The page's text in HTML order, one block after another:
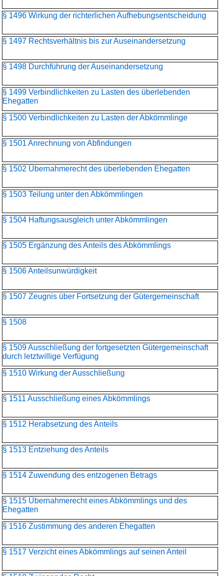
§ 1496 Wirkung der richterlichen Aufhebungsentscheidung
§ 1497 Rechtsverhältnis bis zur Auseinandersetzung
§ 1498 Durchführung der Auseinandersetzung
§ 1499 Verbindlichkeiten zu Lasten des überlebenden
Ehegatten
§ 1500 Verbindlichkeiten zu Lasten der Abkömmlinge
§ 1501 Anrechnung von Abfindungen
§ 1502 Übernahmerecht des überlebenden Ehegatten
§ 1503 Teilung unter den Abkömmlingen
§ 1504 Haftungsausgleich unter Abkömmlingen
§ 1505 Ergänzung des Anteils des Abkömmlings
§ 1506 Anteilsunwürdigkeit
§ 1507 Zeugnis über Fortsetzung der Gütergemeinschaft
§ 1508
§ 1509 Ausschließung der fortgesetzten Gütergemeinschaft
durch letztwillige Verfügung
§ 1510 Wirkung der Ausschließung
§ 1511 Ausschließung eines Abkömmlings
§ 1512 Herabsetzung des Anteils
§ 1513 Entziehung des Anteils
§ 1514 Zuwendung des entzogenen Betrags
§ 1515 Übernahmerecht eines Abkömmlings und des
Ehegatten
§ 1516 Zustimmung des anderen Ehegatten
§ 1517 Verzicht eines Abkömmlings auf seinen Anteil